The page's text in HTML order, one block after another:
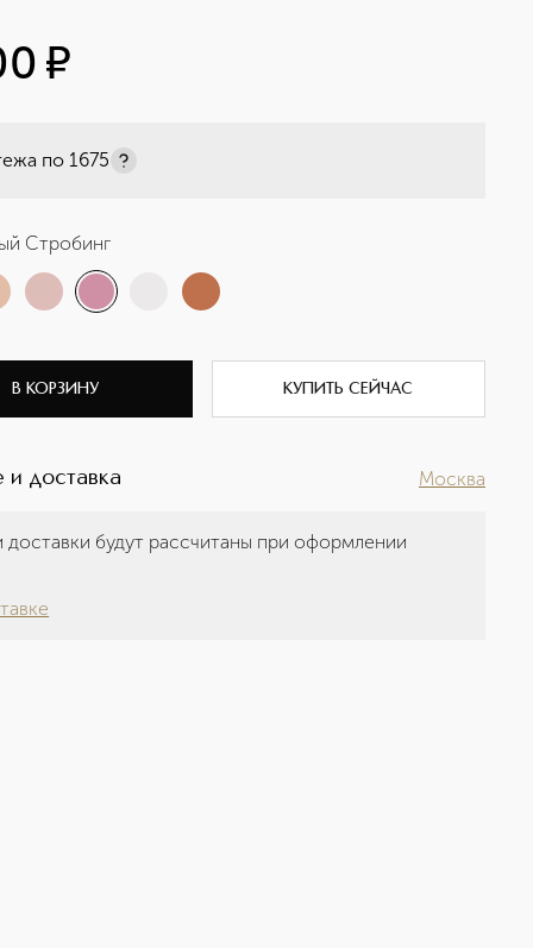
¤
по 1675
Стробинг
В КОРЗИНУ КУПИТЬ СЕЙЧАС
и доставка Москва
будут рассчитаны при оформлении